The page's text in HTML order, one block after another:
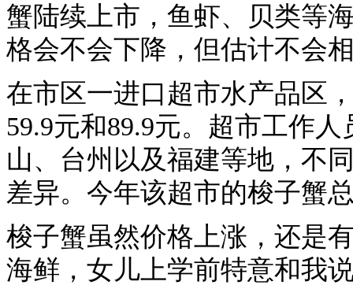
蟹陆续上市，鱼虾、贝类等
格会不会下降，但估计不会
在市区一进口超市水产品区
59.9元和89.9元。超市工作
山、台州以及福建等地，不
差异。今年该超市的梭子蟹
梭子蟹虽然价格上涨，还是
海鲜，女儿上学前特意和我